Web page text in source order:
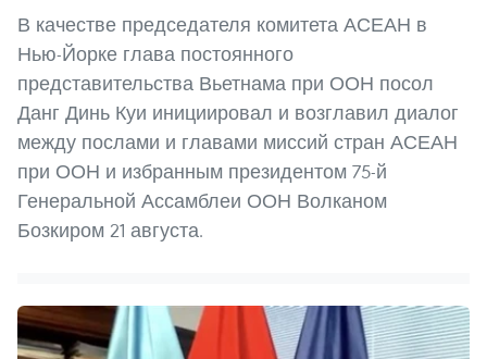
В качестве председателя комитета АСЕАН в
Нью-Йорке глава постоянного
представительства Вьетнама при ООН посол
Данг Динь Куи инициировал и возглавил диалог
между послами и главами миссий стран АСЕАН
при ООН и избранным президентом 75-й
Генеральной Ассамблеи ООН Волканом
Бозкиром 21 августа.